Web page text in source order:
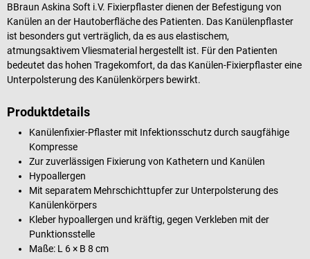
BBraun Askina Soft i.V. Fixierpflaster dienen der Befestigung von
Kanülen an der Hautoberfläche des Patienten. Das Kanülenpflaster
ist besonders gut verträglich, da es aus elastischem,
atmungsaktivem Vliesmaterial hergestellt ist. Für den Patienten
bedeutet das hohen Tragekomfort, da das Kanülen-Fixierpflaster eine
Unterpolsterung des Kanülenkörpers bewirkt.
Produktdetails
Kanülenfixier-Pflaster mit Infektionsschutz durch saugfähige
Kompresse
Zur zuverlässigen Fixierung von Kathetern und Kanülen
Hypoallergen
Mit separatem Mehrschichttupfer zur Unterpolsterung des
Kanülenkörpers
Kleber hypoallergen und kräftig, gegen Verkleben mit der
Punktionsstelle
Maße: L 6 × B 8 cm